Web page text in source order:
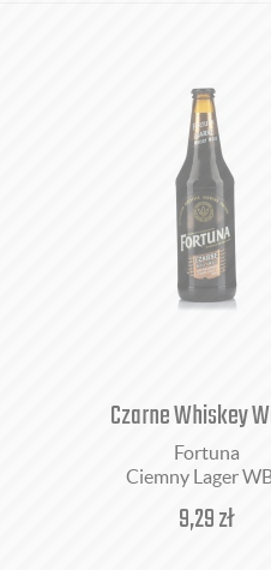
Czarne Whiskey
Fortuna
Ciemny Lager
9,29zł